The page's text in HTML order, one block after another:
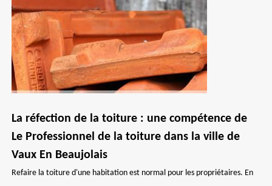
La réfection de la toiture : une compétence de
Le Professionnel de la toiture dans la ville de
Vaux En Beaujolais
Refaire la toiture d'une habitation est normal pour les propriétaires. En